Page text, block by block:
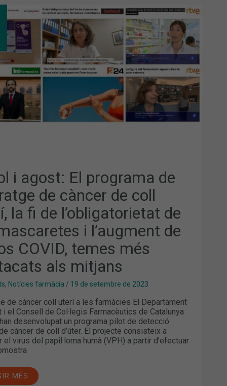
i agost: El programa de
de càncer de coll
la fi de l’obligatorietat de
i l’augment de
COVID, temes més
als mitjans
, Notícies farmàcia / 19 de setembre de 2023
de càncer coll uterí a les farmàcies El Departament
i el Consell de Col·legis Farmacèutics de Catalunya
han desenvolupat un programa pilot de detecció
càncer de coll d’úter. El projecte consisteix a
el virus del papil·loma humà (VPH) a partir d’efectuar
MÉS